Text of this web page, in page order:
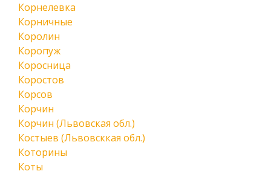
Корнелевка
Корничные
Королин
Коропуж
Коросница
Коростов
Корсов
Корчин
Корчин (Львовская обл.)
Костыев (Львовсккая обл.)
Которины
Коты